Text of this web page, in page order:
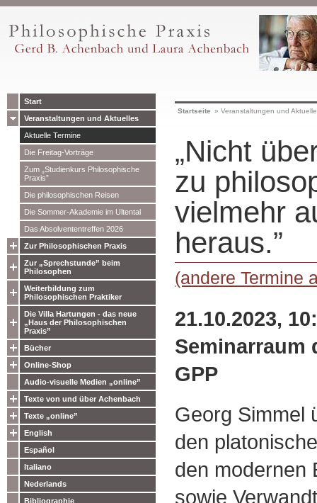
Start
Veranstaltungen und Aktuelles
Aktuelle Termine
Die Freitag-Vorträge
Zum „Studienkurs Philosophische
Praxis”
Die philosophischen Reisen
Die Sommer-Akademie im Ultental
Das Absolvententreffen 2026
Zur Philosophischen Praxis
Zur „Sprechstunde” beim
Philosophen
Weiterbildung zum
Philosophischen Praktiker
Die Villa Hartungen - das neue
„Haus der Philosophischen
Praxis”
Bücher
Online-Shop
Audio-visuelle Medien „online”
Texte von und über Achenbach
Texte „online”
English
Español
Italiano
Nederlands
Bibliographie
Startseite » Veranstaltungen und
„Nicht
zu
vielmehr
heraus.”
(andere Termine
21.10.2023,
Seminarraum
GPP
Georg Simmel
den
den modernen
sowie